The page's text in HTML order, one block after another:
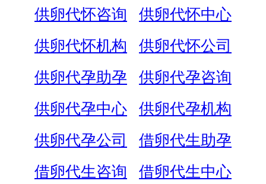
供卵代怀咨询
供卵代怀中心
供卵代怀机构
供卵代怀公司
供卵代孕助孕
供卵代孕咨询
供卵代孕中心
供卵代孕机构
供卵代孕公司
借卵代生助孕
借卵代生咨询
借卵代生中心